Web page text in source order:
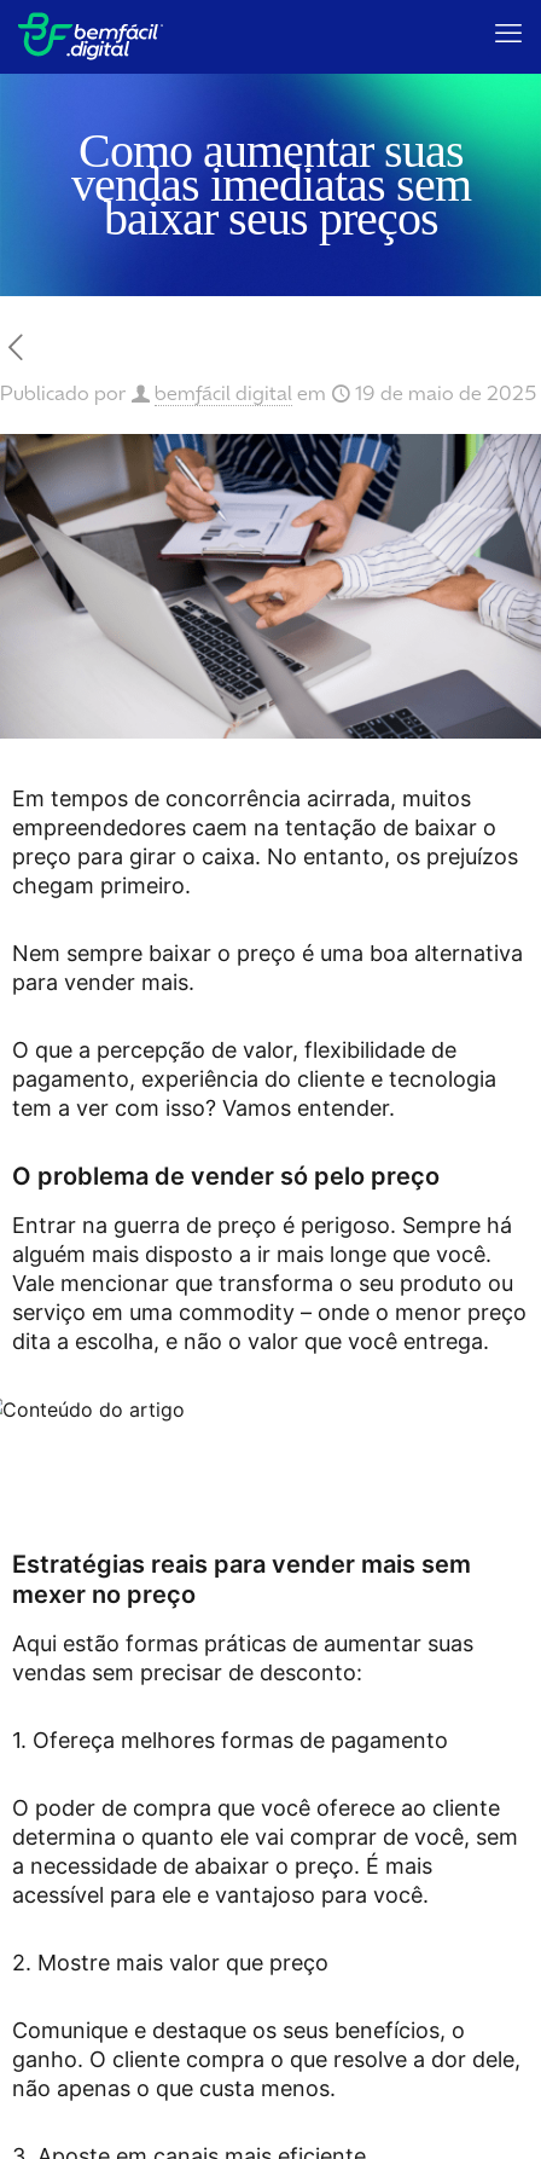
Como aumentar suas
vendas imediatas sem
baixar seus preços
Publicado por bemfácil digital em 19 de maio de 2025
Em tempos de concorrência acirrada, muitos
empreendedores caem na tentação de baixar o
preço para girar o caixa. No entanto, os prejuízos
chegam primeiro.
Nem sempre baixar o preço é uma boa alternativa
para vender mais.
O que a percepção de valor, flexibilidade de
pagamento, experiência do cliente e tecnologia
tem a ver com isso? Vamos entender.
O problema de vender só pelo preço
Entrar na guerra de preço é perigoso. Sempre há
alguém mais disposto a ir mais longe que você.
Vale mencionar que transforma o seu produto ou
serviço em uma commodity – onde o menor preço
dita a escolha, e não o valor que você entrega.
Estratégias reais para vender mais sem
mexer no preço
Aqui estão formas práticas de aumentar suas
vendas sem precisar de desconto:
1. Ofereça melhores formas de pagamento
O poder de compra que você oferece ao cliente
determina o quanto ele vai comprar de você, sem
a necessidade de abaixar o preço. É mais
acessível para ele e vantajoso para você.
2. Mostre mais valor que preço
Comunique e destaque os seus benefícios, o
ganho. O cliente compra o que resolve a dor dele,
não apenas o que custa menos.